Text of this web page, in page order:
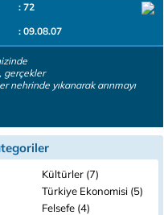
: 72
: 09.08.07
gerçekler
nehrinde yıkanarak arınmayı
Kültürler (7)
Türkiye Ekonomisi (5)
Felsefe (4)